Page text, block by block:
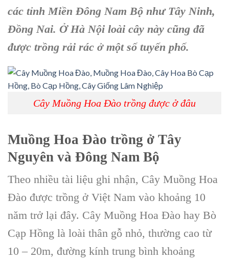
các tỉnh Miền Đông Nam Bộ như Tây Ninh,
Đồng Nai. Ở Hà Nội loài cây này cũng đã
được trồng rải rác ở một số tuyến phố.
Cây Muồng Hoa Đào trồng được ở đâu
Muồng Hoa Đào trồng ở Tây
Nguyên và Đông Nam Bộ
Theo nhiều tài liệu ghi nhận, Cây Muồng Hoa
Đào được trồng ở Việt Nam vào khoảng 10
năm trở lại đây. Cây Muồng Hoa Đào hay Bò
Cạp Hồng là loài thân gỗ nhỏ, thường cao từ
10 – 20m, đường kính trung bình khoảng